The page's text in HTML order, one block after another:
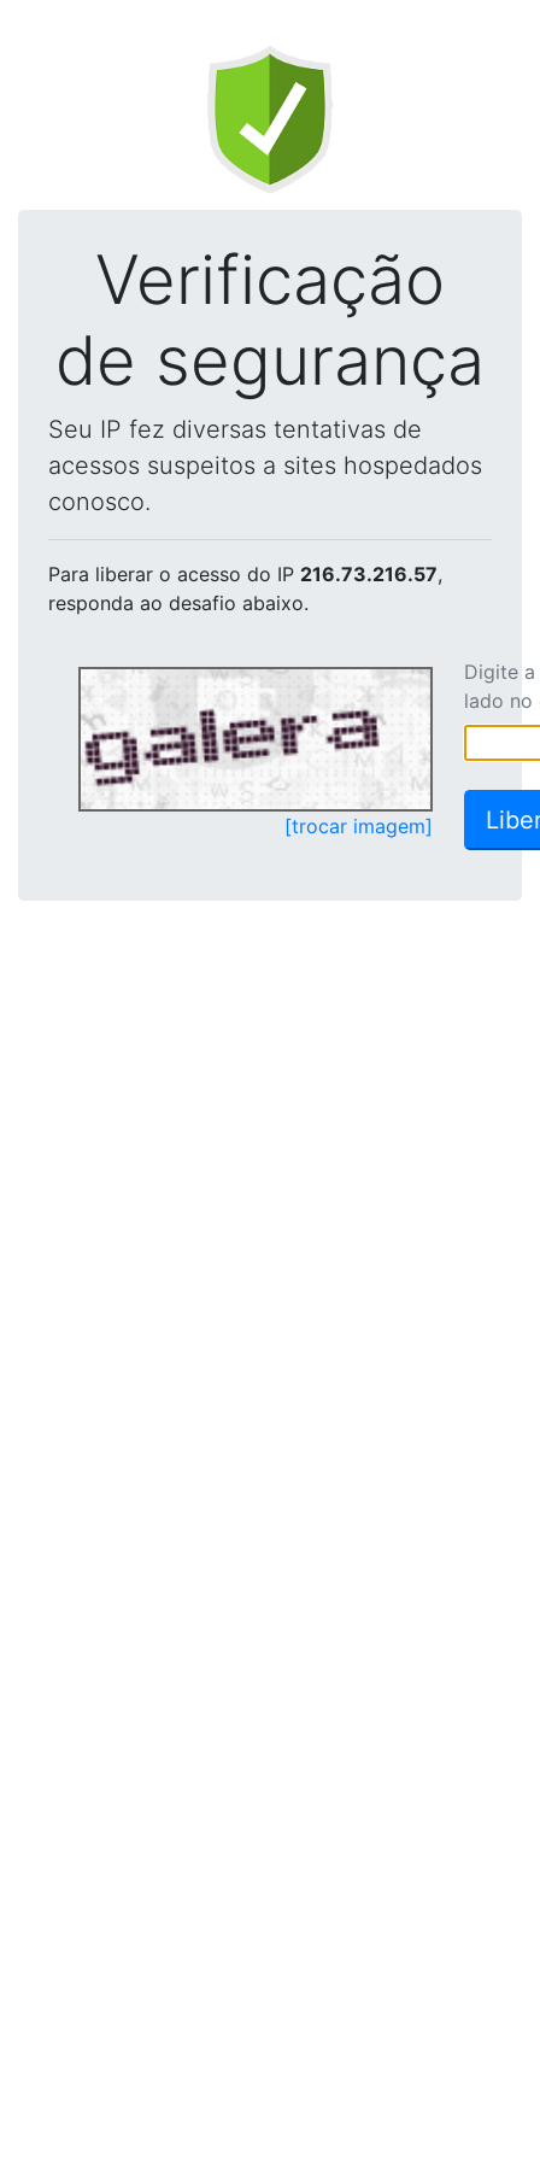
Verificação
de segurança
Seu IP fez diversas tentativas de
acessos suspeitos a sites hospedados
conosco.
Para liberar o acesso do IP 216.73.216.57,
responda ao desafio abaixo.
[trocar imagem]
Digite
lado no